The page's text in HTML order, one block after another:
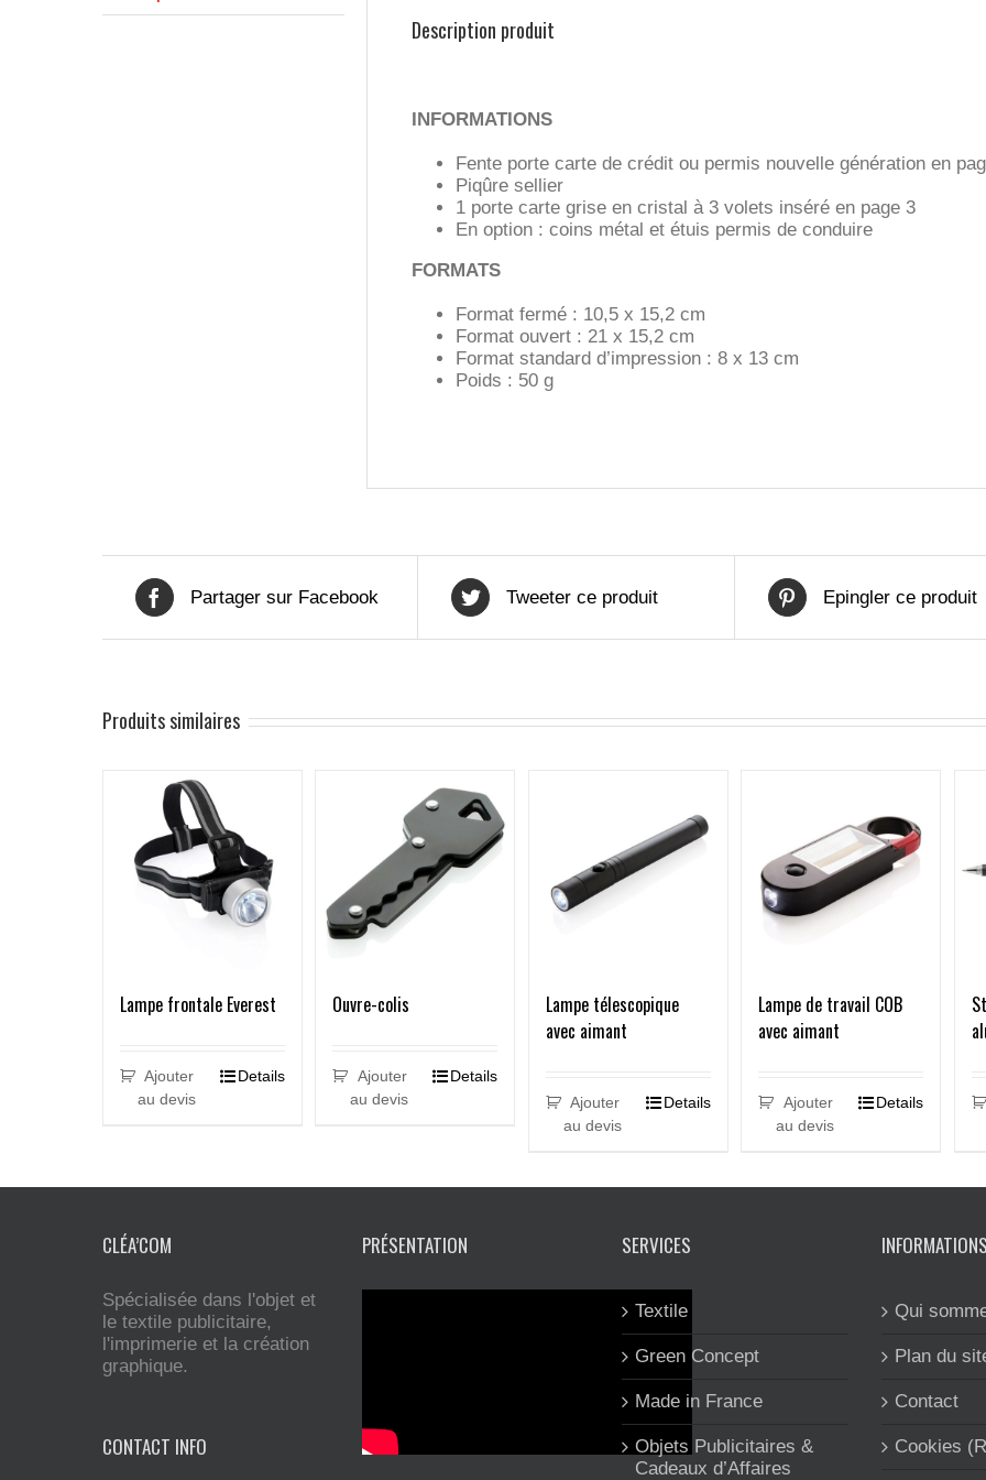
Description produit
INFORMATIONS
Fente porte carte de crédit ou permis nouvelle génération en
Piqûre sellier
1 porte carte grise en cristal à 3 volets inséré en page 3
En option : coins métal et étuis permis de conduire
FORMATS
Format fermé : 10,5 x 15,2 cm
Format ouvert : 21 x 15,2 cm
Format standard d’impression : 8 x 13 cm
Poids : 50 g
Partager sur Facebook Tweeter ce produit Epingler ce produit
Produits similaires
Lampe frontale Everest
Ajouter
au devis
Details
Ouvre-colis
Ajouter
au devis
Details
Lampe télescopique
avec aimant
Ajouter
au devis
Details
Lampe de travail COB
avec aimant
Ajouter
au devis
Details
CLÉA’COM
Spécialisée dans l'objet et
le textile publicitaire,
l'imprimerie et la création
graphique.
CONTACT INFO
PRÉSENTATION SERVICES
Textile
Green Concept
Made in France
Objets Publicitaires &
Cadeaux d’Affaires
Qui
Plan du
Contact
Cookies